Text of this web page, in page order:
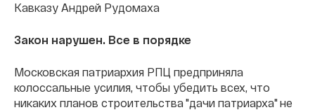
Кавказу Андрей Рудомаха
Закон нарушен. Все в порядке
Московская патриархия РПЦ предприняла
колоссальные усилия, чтобы убедить всех, что
никаких планов строительства "дачи патриарха" не